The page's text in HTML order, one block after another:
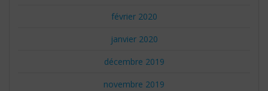
février 2020
janvier 2020
décembre 2019
novembre 2019